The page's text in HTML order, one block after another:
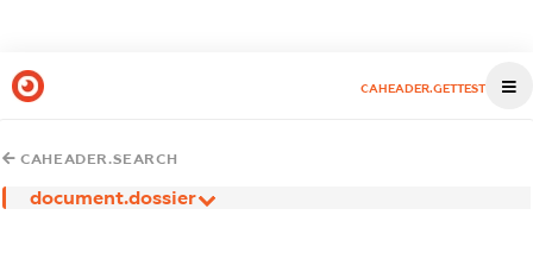
CAHEADER.GETTEST
CAHEADER.SEARCH
document.dossier